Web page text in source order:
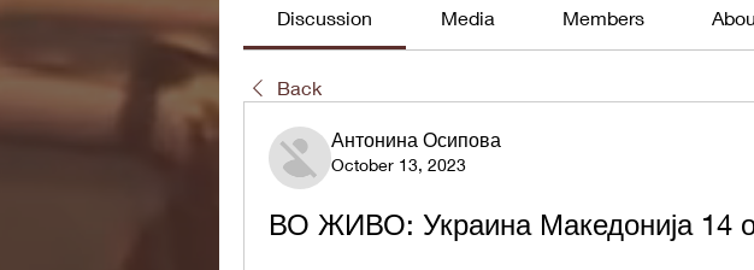
Discussion Media Members
Back
Антонина Осипова
October 13, 2023
ВО ЖИВО: Украина Македонија 14